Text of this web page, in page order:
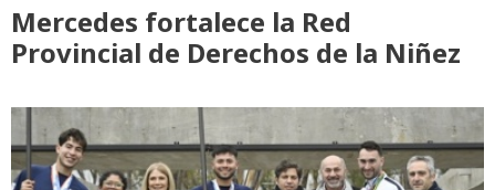
Mercedes fortalece la Red
Provincial de Derechos de la Niñez